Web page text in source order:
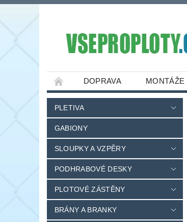
DOPRAVA MONTÁŽE
PLETIVA
GABIONY
SLOUPKY A VZPĚRY
PODHRABOVÉ DESKY
PLOTOVÉ ZÁSTĚNY
BRÁNY A BRANKY